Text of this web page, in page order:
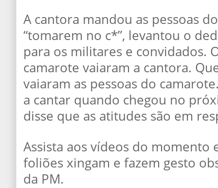
A cantora mandou as pessoas
“tomarem no c*”, levantou o
para os militares e convidados.
camarote vaiaram a cantora.
vaiaram as pessoas do
a cantar quando chegou no
disse que as atitudes são em
Assista aos vídeos do momento
foliões xingam e fazem gesto
da PM.